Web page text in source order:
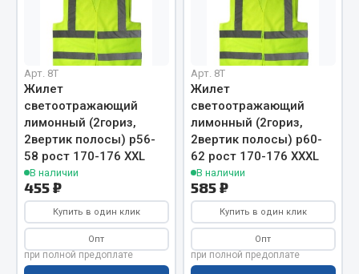
Отопители салона, подогреватели
Автономные воздушные отопители
Жидкостные подогреватели
Отопители салона
Подогреватели тосола
Весь раздел
Автотовары
Автокаталоги
Арт. 8T
Жилет
светоотражающий
лимонный (2гориз,
2вертик полосы) р56-
58 рост 170-176 XXL
В наличии
455 ₽
Купить в один клик
Опт
при полной предоплате
Арт. 8T
Жилет
светоотражающий
лимонный (2гориз,
2вертик полосы) р60-
62 рост 170-176 XXXL
В наличии
585 ₽
Купить в один клик
Опт
при полной предоплате